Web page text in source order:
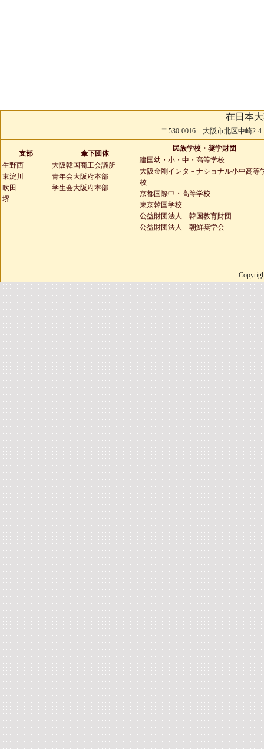
在日本
〒530-0016 大阪市北区中崎2-
支部
生野西
東淀川
吹田
堺
傘下団体
大阪韓国商工会議所
青年会大阪府本部
学生会大阪府本部
民族学校・奨学財団
建国幼・小・中・高等学校
大阪金剛インタ－ナショナル小中高等
校
京都国際中・高等学校
東京韓国学校
公益財団法人 韓国教育財団
公益財団法人 朝鮮奨学会